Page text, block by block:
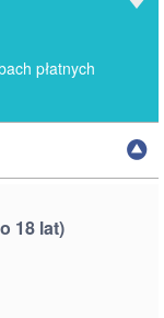
płatnych
18 lat)